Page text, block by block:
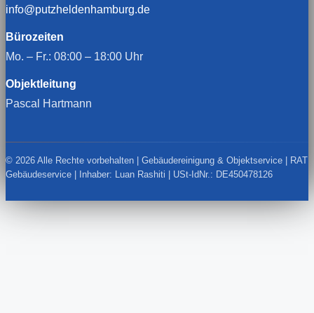
info@putzheldenhamburg.de
Bürozeiten
Mo. – Fr.: 08:00 – 18:00 Uhr
Objektleitung
Pascal Hartmann
© 2026 Alle Rechte vorbehalten | Gebäudereinigung & Objektservice | RAT
Gebäudeservice | Inhaber: Luan Rashiti | USt-IdNr.: DE450478126